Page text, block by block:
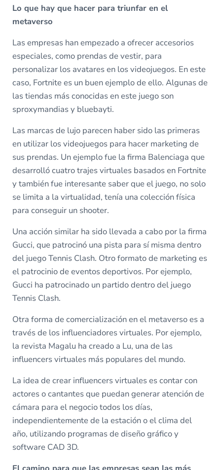
Lo que hay que hacer para triunfar en el
metaverso
Las empresas han empezado a ofrecer accesorios
especiales, como prendas de vestir, para
personalizar los avatares en los videojuegos. En este
caso, Fortnite es un buen ejemplo de ello. Algunas de
las tiendas más conocidas en este juego son
sproxymandias y bluebayti.
Las marcas de lujo parecen haber sido las primeras
en utilizar los videojuegos para hacer marketing de
sus prendas. Un ejemplo fue la firma Balenciaga que
desarrolló cuatro trajes virtuales basados en Fortnite
y también fue interesante saber que el juego, no solo
se limita a la virtualidad, tenía una colección física
para conseguir un shooter.
Una acción similar ha sido llevada a cabo por la firma
Gucci, que patrocinó una pista para sí misma dentro
del juego Tennis Clash. Otro formato de marketing es
el patrocinio de eventos deportivos. Por ejemplo,
Gucci ha patrocinado un partido dentro del juego
Tennis Clash.
Otra forma de comercialización en el metaverso es a
través de los influenciadores virtuales. Por ejemplo,
la revista Magalu ha creado a Lu, una de las
influencers virtuales más populares del mundo.
La idea de crear influencers virtuales es contar con
actores o cantantes que puedan generar atención de
cámara para el negocio todos los días,
independientemente de la estación o el clima del
año, utilizando programas de diseño gráfico y
software CAD 3D.